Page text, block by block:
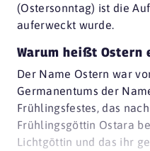
(Ostersonntag) ist die
auferweckt wurde.
Warum heißt Ostern
Der Name Ostern war
Germanentums der
Frühlingsfestes, das
Frühlingsgöttin Ostara
Lichtgöttin und das ihr